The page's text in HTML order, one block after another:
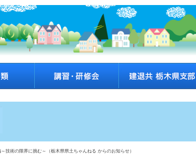
技術の限界に挑む～（栃木県県土ちゃんねる からのお知らせ）